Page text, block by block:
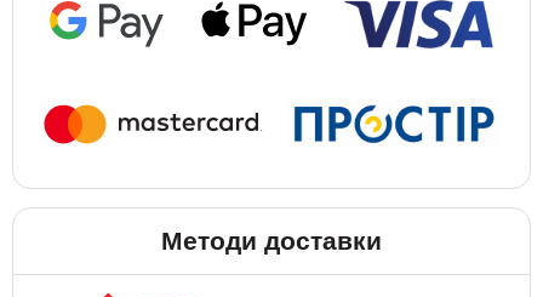
Методи доставки